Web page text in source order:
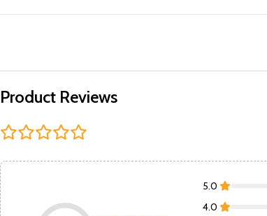
Product Reviews
5.0
4.0